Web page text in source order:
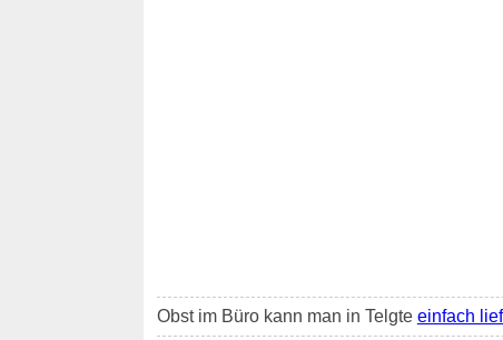
Obst im Büro kann man in Telgte einfach